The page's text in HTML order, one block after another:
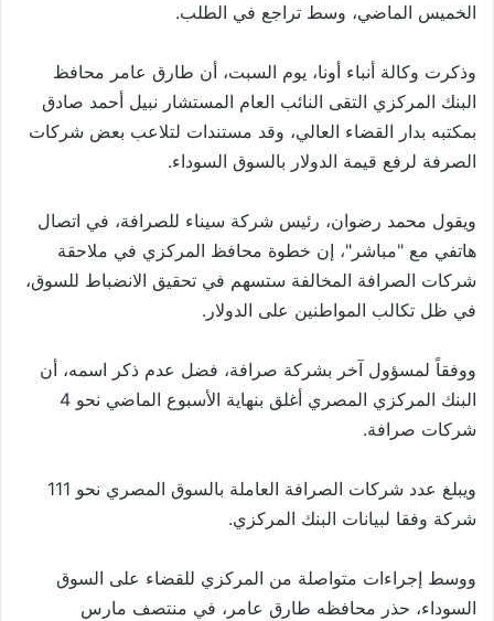
الخميس الماضي، وسط تراجع في الطلب.
وذكرت وكالة أنباء أونا، يوم السبت، أن طارق عامر محافظ
البنك المركزي التقى النائب العام المستشار نبيل أحمد صادق
بمكتبه بدار القضاء العالي، وقد مستندات لتلاعب بعض شركات
الصرفة لرفع قيمة الدولار بالسوق السوداء.
ويقول محمد رضوان، رئيس شركة سيناء للصرافة، في اتصال
هاتفي مع "مباشر"، إن خطوة محافظ المركزي في ملاحقة
شركات الصرافة المخالفة ستسهم في تحقيق الانضباط للسوق،
في ظل تكالب المواطنين على الدولار.
ووفقاً لمسؤول آخر بشركة صرافة، فضل عدم ذكر اسمه، أن
البنك المركزي المصري أغلق بنهاية الأسبوع الماضي نحو 4
شركات صرافة.
ويبلغ عدد شركات الصرافة العاملة بالسوق المصري نحو 111
شركة وفقا لبيانات البنك المركزي.
ووسط إجراءات متواصلة من المركزي للقضاء على السوق
السوداء، حذر محافظه طارق عامر، في منتصف مارس